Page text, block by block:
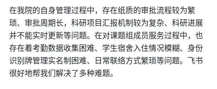
在我院的自身管理过程中，存在纸质的审批流程较为繁
琐、审批周期长，科研项目汇报机制较为复杂、科研进展
并不能实时更新等问题。在对课题组成员服务过程中，也
存在着考勤数据收集困难、学生宿舍入住情况模糊、身份
识别牌管理实名制困难、日常联络方式繁琐等问题。飞书
很好地帮我们解决了多种难题。